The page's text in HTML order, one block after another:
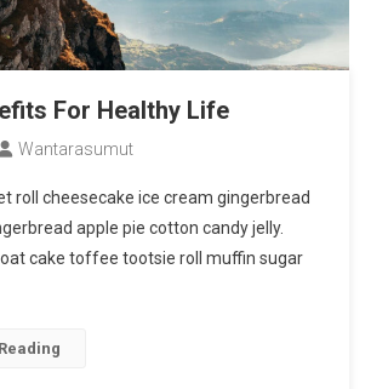
For Healthy Life
Wantarasumut
roll cheesecake ice cream gingerbread
apple pie cotton candy jelly.
cake toffee tootsie roll muffin sugar